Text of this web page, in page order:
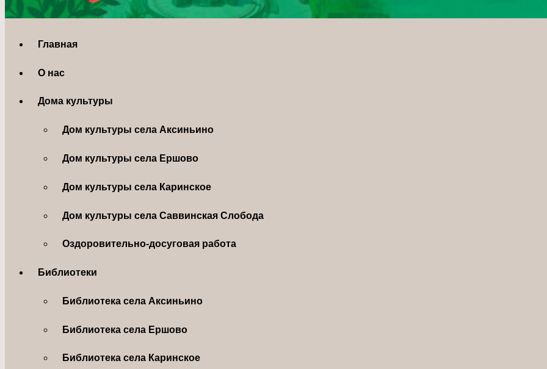
Главная
О нас
Дома культуры
Дом культуры села Аксиньино
Дом культуры села Ершово
Дом культуры села Каринское
Дом культуры села Саввинская Слобода
Оздоровительно-досуговая работа
Библиотеки
Библиотека села Аксиньино
Библиотека села Ершово
Библиотека села Каринское